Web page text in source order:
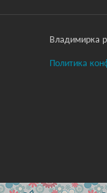
Владимирка
Политика